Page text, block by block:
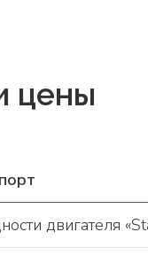
цены
двигателя